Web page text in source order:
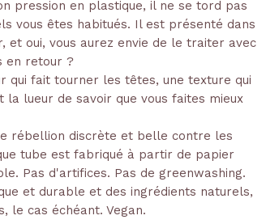
pression en plastique, il ne se tord pas
vous êtes habitués. Il est présenté dans
et oui, vous aurez envie de le traiter avec
en retour ?
qui fait tourner les têtes, une texture qui
lueur de savoir que vous faites mieux
rébellion discrète et belle contre les
tube est fabriqué à partir de papier
Pas d'artifices. Pas de greenwashing.
et durable et des ingrédients naturels,
le cas échéant. Vegan.